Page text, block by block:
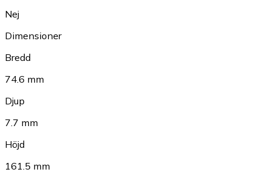
Nej
Dimensioner
Bredd
74.6 mm
Djup
7.7 mm
Höjd
161.5 mm